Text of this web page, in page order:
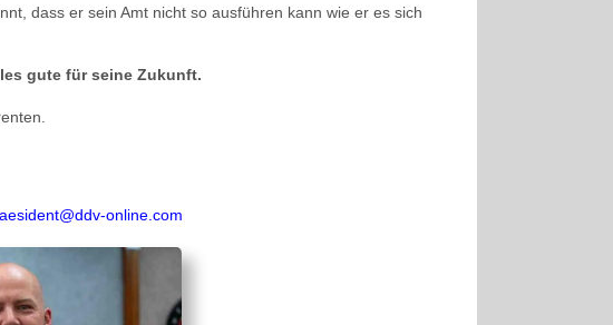
dass er sein Amt nicht so ausführen kann wie er es sich
gute für seine Zukunft.
online.com